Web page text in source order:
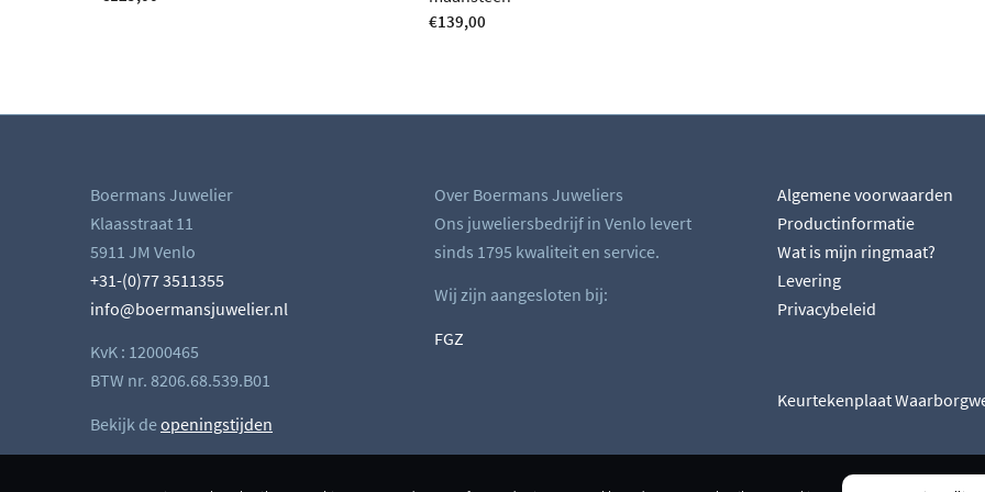
€139,00
Boermans Juwelier
Klaasstraat 11
5911 JM Venlo
+31-(0)77 3511355
info@boermansjuwelier.nl
KvK : 12000465
BTW nr. 8206.68.539.B01
Bekijk deopeningstijden
Over Boermans Juweliers
Ons juweliersbedrijf in Venlo levert
sinds 1795 kwaliteit en service.
Wij zijn aangesloten bij:
FGZ
Algemene voorwaarden
Productinformatie
Wat is mijn ringmaat?
Levering
Privacybeleid
Keurtekenplaat